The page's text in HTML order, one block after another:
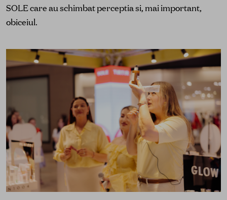
SOLE care au schimbat perceptia si, mai important,
obiceiul.